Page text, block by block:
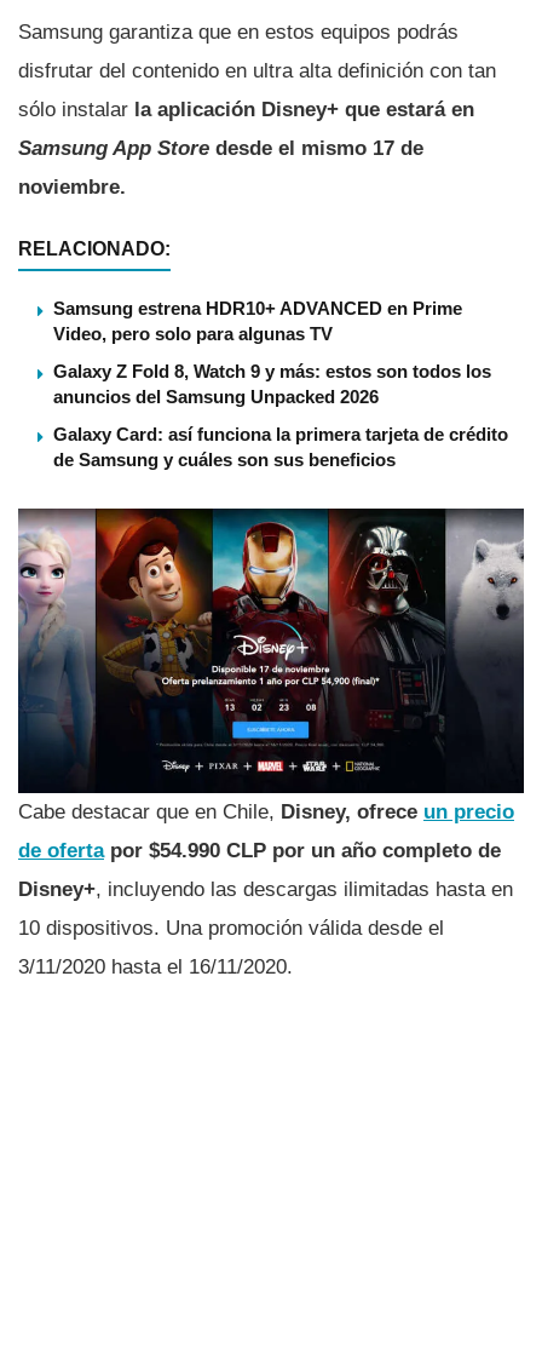
Samsung garantiza que en estos equipos podrás
disfrutar del contenido en ultra alta definición con tan
sólo instalar la aplicación Disney+ que estará en
Samsung App Store desde el mismo 17 de
noviembre.
RELACIONADO:
Samsung estrena HDR10+ ADVANCED en Prime
Video, pero solo para algunas TV
Galaxy Z Fold 8, Watch 9 y más: estos son todos los
anuncios del Samsung Unpacked 2026
Galaxy Card: así funciona la primera tarjeta de crédito
de Samsung y cuáles son sus beneficios
Cabe destacar que en Chile, Disney, ofrece un precio
de ofertapor $54.990 CLP por un año completo de
Disney+, incluyendo las descargas ilimitadas hasta en
10 dispositivos. Una promoción válida desde el
3/11/2020 hasta el 16/11/2020.